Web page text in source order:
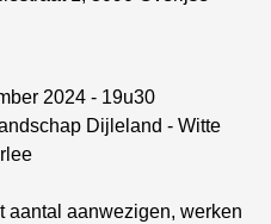
2024 - 19u30
Dijleland - Witte
aantal aanwezigen, werken